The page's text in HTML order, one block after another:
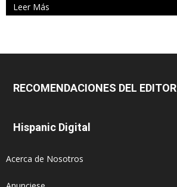
Leer Más
RECOMENDACIONES DEL EDITOR
Hispanic Digital
Acerca de Nosotros